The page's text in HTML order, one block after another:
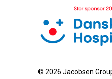
finde en løsning.
© 2026 Jacobsen